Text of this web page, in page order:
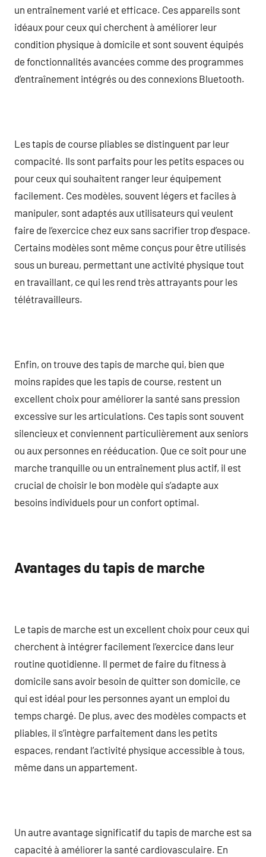
un entraînement varié et efficace. Ces appareils sont
idéaux pour ceux qui cherchent à améliorer leur
condition physique à domicile et sont souvent équipés
de fonctionnalités avancées comme des programmes
d’entraînement intégrés ou des connexions Bluetooth.
Les tapis de course pliables se distinguent par leur
compacité. Ils sont parfaits pour les petits espaces ou
pour ceux qui souhaitent ranger leur équipement
facilement. Ces modèles, souvent légers et faciles à
manipuler, sont adaptés aux utilisateurs qui veulent
faire de l’exercice chez eux sans sacrifier trop d’espace.
Certains modèles sont même conçus pour être utilisés
sous un bureau, permettant une activité physique tout
en travaillant, ce qui les rend très attrayants pour les
télétravailleurs.
Enfin, on trouve des tapis de marche qui, bien que
moins rapides que les tapis de course, restent un
excellent choix pour améliorer la santé sans pression
excessive sur les articulations. Ces tapis sont souvent
silencieux et conviennent particulièrement aux seniors
ou aux personnes en rééducation. Que ce soit pour une
marche tranquille ou un entraînement plus actif, il est
crucial de choisir le bon modèle qui s’adapte aux
besoins individuels pour un confort optimal.
Avantages du tapis de marche
Le tapis de marche est un excellent choix pour ceux qui
cherchent à intégrer facilement l’exercice dans leur
routine quotidienne. Il permet de faire du fitness à
domicile sans avoir besoin de quitter son domicile, ce
qui est idéal pour les personnes ayant un emploi du
temps chargé. De plus, avec des modèles compacts et
pliables, il s’intègre parfaitement dans les petits
espaces, rendant l’activité physique accessible à tous,
même dans un appartement.
Un autre avantage significatif du tapis de marche est sa
capacité à améliorer la santé cardiovasculaire. En